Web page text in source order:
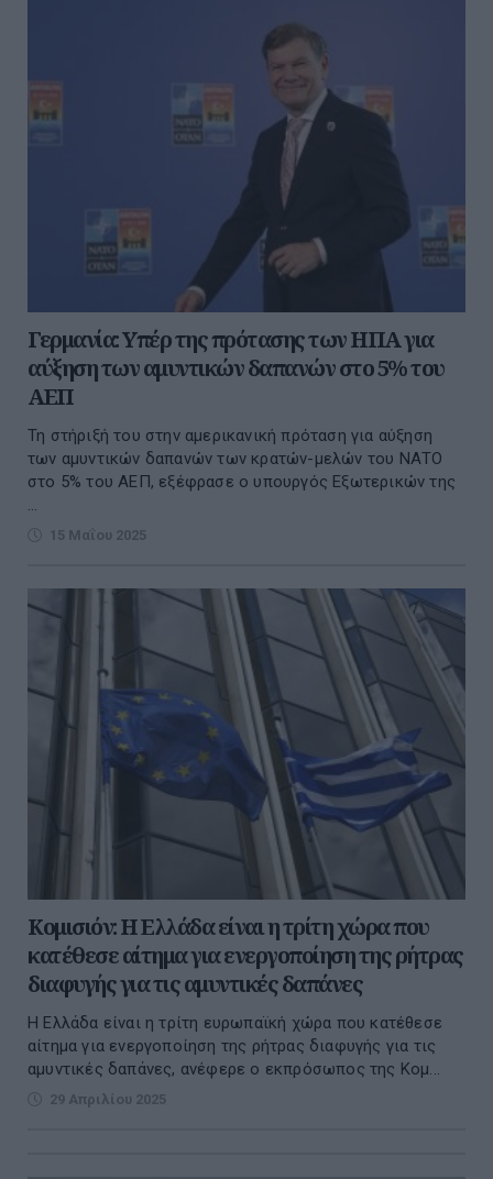
Γερμανία: Υπέρ της πρότασης των ΗΠΑ για
αύξηση των αμυντικών δαπανών στο 5% του
ΑΕΠ
Τη στήριξή του στην αμερικανική πρόταση για αύξηση
των αμυντικών δαπανών των κρατών-μελών του ΝΑΤΟ
στο 5% του ΑΕΠ, εξέφρασε ο υπουργός Εξωτερικών της
15 Μαΐου 2025
Κομισιόν: Η Ελλάδα είναι η τρίτη χώρα που
κατέθεσε αίτημα για ενεργοποίηση της ρήτρας
διαφυγής για τις αμυντικές δαπάνες
H Ελλάδα είναι η τρίτη ευρωπαϊκή χώρα που κατέθεσε
αίτημα για ενεργοποίηση της ρήτρας διαφυγής για τις
αμυντικές δαπάνες, ανέφερε ο εκπρόσωπος της Κομ...
29 Απριλίου 2025